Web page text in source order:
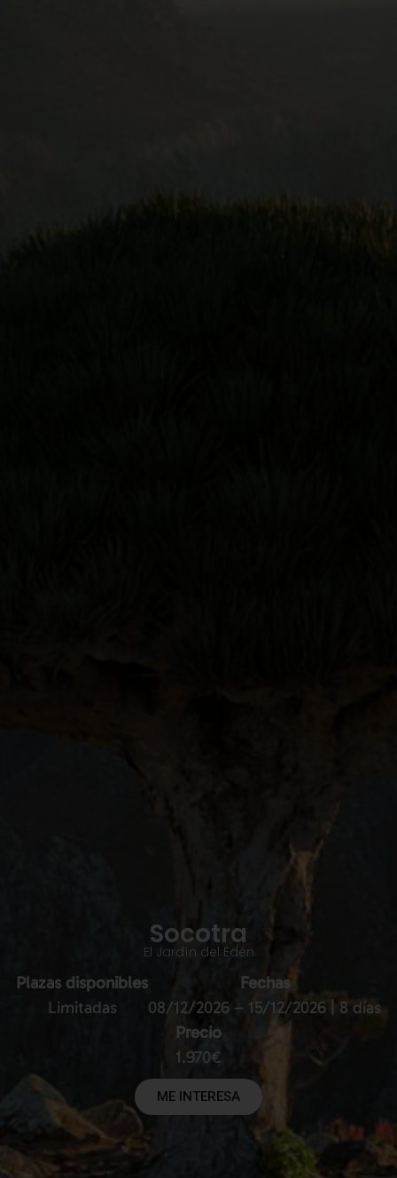
Socotra
El Jardín del Edén
Plazas disponibles
Limitadas
Fechas
08/12/2026 – 15/12/2026 | 8 días
Precio
1.970€
ME INTERESA